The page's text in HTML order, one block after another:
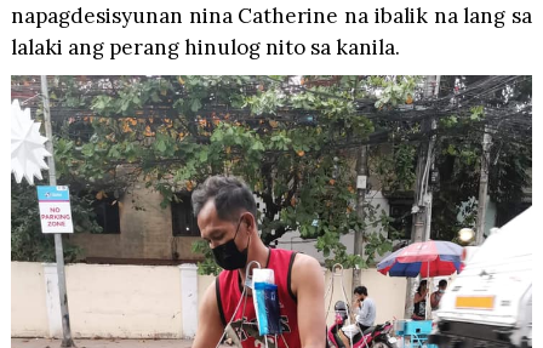
napagdesisyunan nina Catherine na ibalik na lang sa
lalaki ang perang hinulog nito sa kanila.